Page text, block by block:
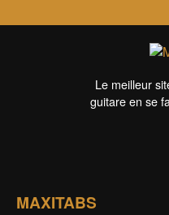
Le meilleur
guitare en se
MAXITABS